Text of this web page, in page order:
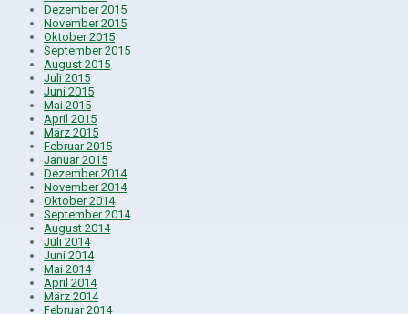
Dezember 2015
November 2015
Oktober 2015
September 2015
August 2015
Juli 2015
Juni 2015
Mai 2015
April 2015
März 2015
Februar 2015
Januar 2015
Dezember 2014
November 2014
Oktober 2014
September 2014
August 2014
Juli 2014
Juni 2014
Mai 2014
April 2014
März 2014
Februar 2014